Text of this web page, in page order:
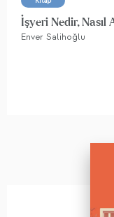
İşyeri Nedir, Nasıl
Enver Salihoğlu